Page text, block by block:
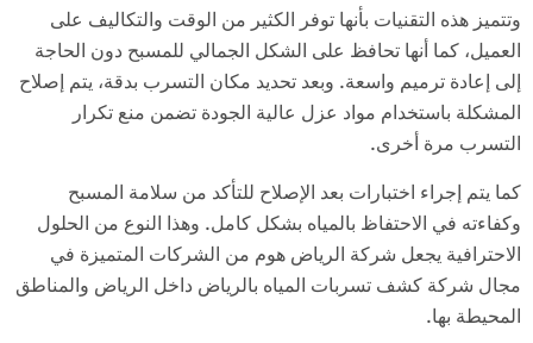
وتتميز هذه التقنيات بأنها توفر الكثير من الوقت والتكاليف على
العميل، كما أنها تحافظ على الشكل الجمالي للمسبح دون الحاجة
إلى إعادة ترميم واسعة. وبعد تحديد مكان التسرب بدقة، يتم إصلاح
المشكلة باستخدام مواد عزل عالية الجودة تضمن منع تكرار
التسرب مرة أخرى.
كما يتم إجراء اختبارات بعد الإصلاح للتأكد من سلامة المسبح
وكفاءته في الاحتفاظ بالمياه بشكل كامل. وهذا النوع من الحلول
الاحترافية يجعل شركة الرياض هوم من الشركات المتميزة في
مجال شركة كشف تسربات المياه بالرياض داخل الرياض والمناطق
المحيطة بها.